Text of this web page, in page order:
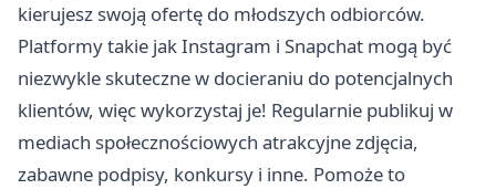
kierujesz swoją ofertę do młodszych odbiorców.
Platformy takie jak Instagram i Snapchat mogą być
niezwykle skuteczne w docieraniu do potencjalnych
klientów, więc wykorzystaj je! Regularnie publikuj w
mediach społecznościowych atrakcyjne zdjęcia,
zabawne podpisy, konkursy i inne. Pomoże to